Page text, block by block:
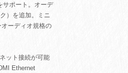
サポート。オーデ
）を追加。ミニ
ーディオ規格の
ット接続が可能
Ethernet